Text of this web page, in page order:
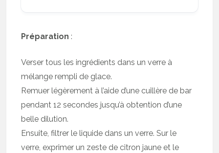
Préparation :
Verser tous les ingrédients dans un verre à
mélange rempli de glace.
Remuer légèrement à l’aide d’une cuillère de bar
pendant 12 secondes jusqu’à obtention d’une
belle dilution.
Ensuite, filtrer le liquide dans un verre. Sur le
verre, exprimer un zeste de citron jaune et le